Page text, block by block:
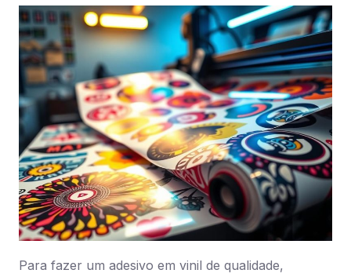
Para fazer um adesivo em vinil de qualidade,